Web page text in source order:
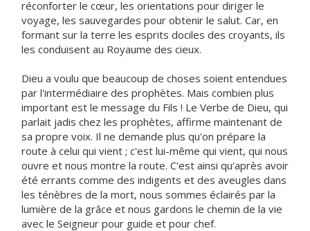
réconforter le cœur, les orientations pour diriger le
voyage, les sauvegardes pour obtenir le salut. Car, en
formant sur la terre les esprits dociles des croyants, ils
les conduisent au Royaume des cieux.
Dieu a voulu que beaucoup de choses soient entendues
par l'intermédiaire des prophètes. Mais combien plus
important est le message du Fils ! Le Verbe de Dieu, qui
parlait jadis chez les prophètes, affirme maintenant de
sa propre voix. Il ne demande plus qu'on prépare la
route à celui qui vient ; c'est lui-même qui vient, qui nous
ouvre et nous montre la route. C'est ainsi qu'après avoir
été errants comme des indigents et des aveugles dans
les ténèbres de la mort, nous sommes éclairés par la
lumière de la grâce et nous gardons le chemin de la vie
avec le Seigneur pour guide et pour chef.